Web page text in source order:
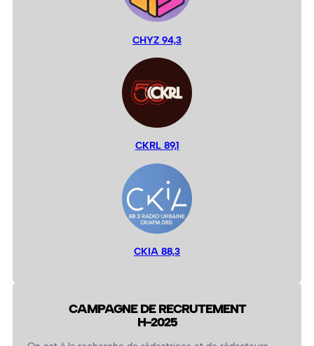
CHYZ 94,3
CKRL 89,1
CKIA 88,3
CAMPAGNE DE RECRUTEMENT
H-2025